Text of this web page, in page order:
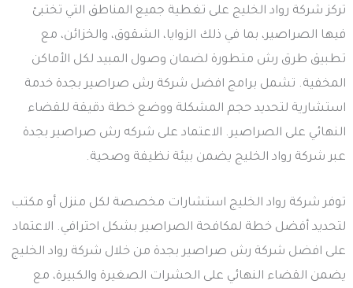
تركز شركة رواد الخليج على تغطية جميع المناطق التي تختبئ
فيها الصراصير، بما في ذلك الزوايا، الشقوق، والخزائن، مع
تطبيق طرق رش متطورة لضمان وصول المبيد لكل الأماكن
المخفية. تشمل برامج افضل شركة رش صراصير بجدة خدمة
استشارية لتحديد حجم المشكلة ووضع خطة دقيقة للقضاء
النهائي على الصراصير. الاعتماد على شركه رش صراصير بجدة
عبر شركة رواد الخليج يضمن بيئة نظيفة وصحية.
توفر شركة رواد الخليج استشارات مخصصة لكل منزل أو مكتب
لتحديد أفضل خطة لمكافحة الصراصير بشكل احترافي. الاعتماد
على افضل شركة رش صراصير بجدة من خلال شركة رواد الخليج
يضمن القضاء النهائي على الحشرات الصغيرة والكبيرة، مع